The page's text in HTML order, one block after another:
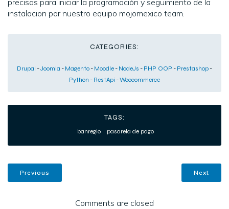
precisas para iniciar la programación y seguimiento de la
instalacion por nuestro equipo mojomexico team.
CATEGORIES:
Drupal -Joomla - Magento - Moodle - NodeJs - PHP OOP - Prestashop -
Python - RestApi -Woocommerce
TAGS:
banregio pasarela de pago
Previous Next
Comments are closed